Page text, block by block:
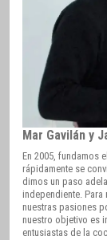
Mar Gavilán y
En 2005, fundamos
rápidamente se
dimos un paso
independiente.
nuestras pasiones
nuestro objetivo es
entusiastas de la